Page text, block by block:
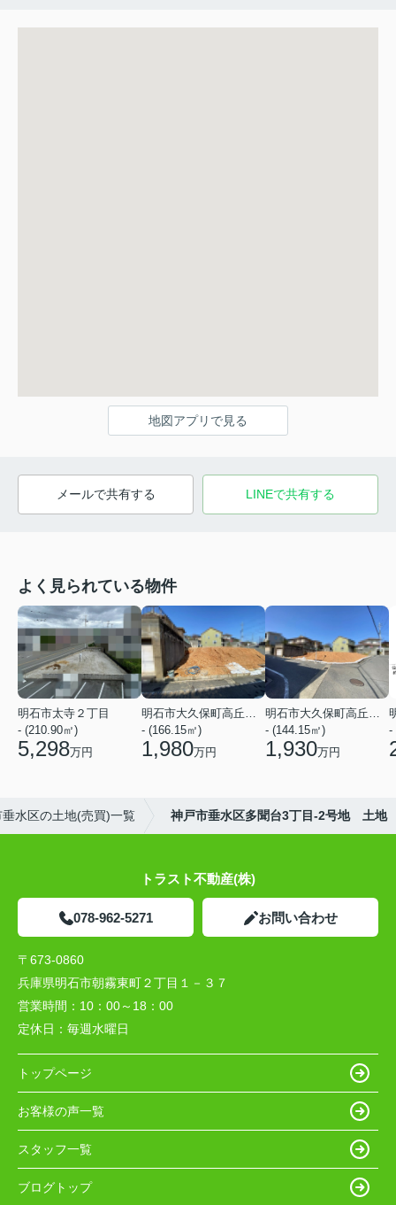
地図アプリで見る
メールで共有する LINEで共有する
よく見られている物件
明石市太寺２丁目
- (210.90㎡)
5,298万円
明石市大久保町高丘１丁目
- (166.15㎡)
1,980万円
明石市大久保町高丘１丁目
- (144.15㎡)
1,930万円
-
水区の土地(売買)一覧 神戸市垂水区多聞台3丁目-2号地 土地
トラスト不動産(株)
078-962-5271 お問い合わせ
〒673-0860
兵庫県明石市朝霧東町２丁目１－３７
営業時間： 10：00～18：00
定休日： 毎週水曜日
トップページ
お客様の声一覧
スタッフ一覧
ブログトップ